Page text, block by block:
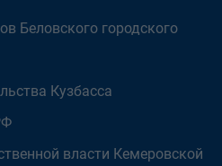
Беловского городского
Кузбасса
власти Кемеровской